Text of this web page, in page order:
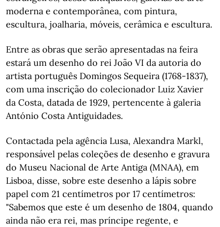
moderna e contemporânea, com pintura,
escultura, joalharia, móveis, cerâmica e escultura.
Entre as obras que serão apresentadas na feira
estará um desenho do rei João VI da autoria do
artista português Domingos Sequeira (1768-1837),
com uma inscrição do colecionador Luiz Xavier
da Costa, datada de 1929, pertencente à galeria
António Costa Antiguidades.
Contactada pela agência Lusa, Alexandra Markl,
responsável pelas coleções de desenho e gravura
do Museu Nacional de Arte Antiga (MNAA), em
Lisboa, disse, sobre este desenho a lápis sobre
papel com 21 centímetros por 17 centímetros:
"Sabemos que este é um desenho de 1804, quando
ainda não era rei, mas príncipe regente, e